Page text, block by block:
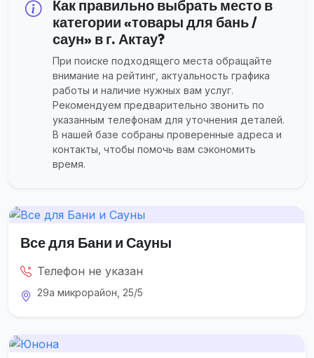
Как правильно выбрать место в
категории «товары для бань /
саун» в г. Актау?
При поиске подходящего места обращайте
внимание на рейтинг, актуальность графика
работы и наличие нужных вам услуг.
Рекомендуем предварительно звонить по
указанным телефонам для уточнения деталей.
В нашей базе собраны проверенные адреса и
контакты, чтобы помочь вам сэкономить
время.
Все для Бани и Сауны
Телефон не указан
29а микрорайон, 25/5